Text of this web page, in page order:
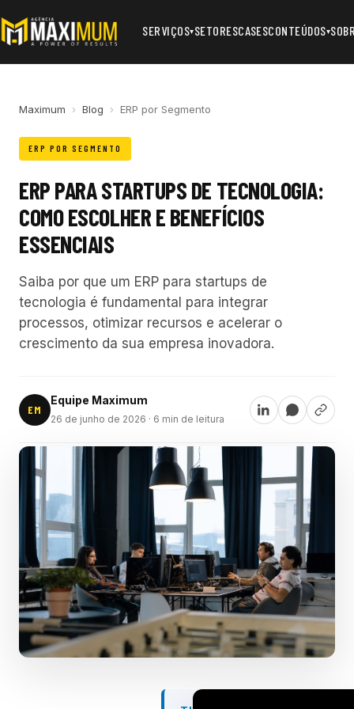
SERVIÇOS▾SETORESCASESCONTEÚDOS▾
Maximum › Blog › ERP por Segmento
ERP POR SEGMENTO
ERP PARA STARTUPS DE TECNOLOGIA:
COMO ESCOLHER E BENEFÍCIOS
ESSENCIAIS
Saiba por que um ERP para startups de
tecnologia é fundamental para integrar
processos, otimizar recursos e acelerar o
crescimento da sua empresa inovadora.
EM
Equipe Maximum
26 de junho de 2026 · 6 min de leitura